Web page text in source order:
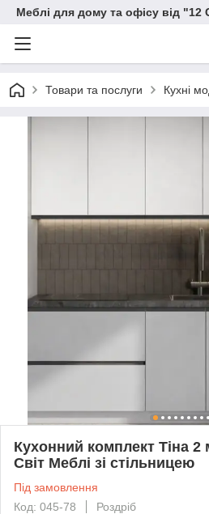
Меблі для дому та офісу від "12
Товари та послуги Кухні
Кухонний комплект Тіна
Світ Меблі зі стільницею
Під замовлення
Код: 045-78
Роздріб